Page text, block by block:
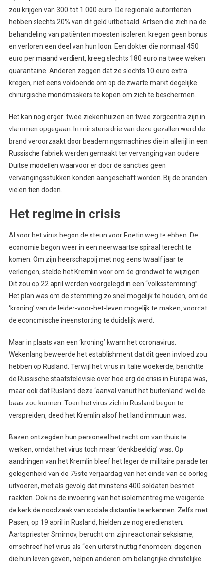
zou krijgen van 300 tot 1.000 euro. De regionale autoriteiten
hebben slechts 20% van dit geld uitbetaald. Artsen die zich na de
behandeling van patiënten moesten isoleren, kregen geen bonus
en verloren een deel van hun loon. Een dokter die normaal 450
euro per maand verdient, kreeg slechts 180 euro na twee weken
quarantaine. Anderen zeggen dat ze slechts 10 euro extra
kregen, niet eens voldoende om op de zwarte markt degelijke
chirurgische mondmaskers te kopen om zich te beschermen.
Het kan nog erger: twee ziekenhuizen en twee zorgcentra zijn in
vlammen opgegaan. In minstens drie van deze gevallen werd de
brand veroorzaakt door beademingsmachines die in allerijl in een
Russische fabriek werden gemaakt ter vervanging van oudere
Duitse modellen waarvoor er door de sancties geen
vervangingsstukken konden aangeschaft worden. Bij de branden
vielen tien doden.
Het regime in crisis
Al voor het virus begon de steun voor Poetin weg te ebben. De
economie begon weer in een neerwaartse spiraal terecht te
komen. Om zijn heerschappij met nog eens twaalf jaar te
verlengen, stelde het Kremlin voor om de grondwet te wijzigen.
Dit zou op 22 april worden voorgelegd in een “volksstemming”.
Het plan was om de stemming zo snel mogelijk te houden, om de
‘kroning’ van de leider-voor-het-leven mogelijk te maken, voordat
de economische ineenstorting te duidelijk werd.
Maar in plaats van een ‘kroning’ kwam het coronavirus.
Wekenlang beweerde het establishment dat dit geen invloed zou
hebben op Rusland. Terwijl het virus in Italië woekerde, berichtte
de Russische staatstelevisie over hoe erg de crisis in Europa was,
maar ook dat Rusland deze ‘aanval vanuit het buitenland’ wel de
baas zou kunnen. Toen het virus zich in Rusland begon te
verspreiden, deed het Kremlin alsof het land immuun was.
Bazen ontzegden hun personeel het recht om van thuis te
werken, omdat het virus toch maar ‘denkbeeldig’ was. Op
aandringen van het Kremlin bleef het leger de militaire parade ter
gelegenheid van de 75ste verjaardag van het einde van de oorlog
uitvoeren, met als gevolg dat minstens 400 soldaten besmet
raakten. Ook na de invoering van het isolementregime weigerde
de kerk de noodzaak van sociale distantie te erkennen. Zelfs met
Pasen, op 19 april in Rusland, hielden ze nog erediensten.
Aartspriester Smirnov, berucht om zijn reactionair seksisme,
omschreef het virus als “een uiterst nuttig fenomeen: degenen
die hun leven geven, helpen anderen om belangrijke christelijke